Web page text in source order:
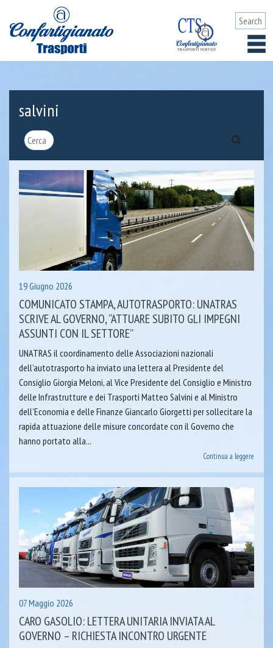
salvini
19 Giugno 2026
COMUNICATO STAMPA, AUTOTRASPORTO: UNATRAS
SCRIVE AL GOVERNO, “ATTUARE SUBITO GLI IMPEGNI
ASSUNTI CON IL SETTORE”
UNATRAS il coordinamento delle Associazioni nazionali
dell’autotrasporto ha inviato una lettera al Presidente del
Consiglio Giorgia Meloni, al Vice Presidente del Consiglio e Ministro
delle Infrastrutture e dei Trasporti Matteo Salvini e al Ministro
dell’Economia e delle Finanze Giancarlo Giorgetti per sollecitare la
rapida attuazione delle misure concordate con il Governo che
hanno portato alla...
Continua a leggere
07 Maggio 2026
CARO GASOLIO: LETTERA UNITARIA INVIATA AL
GOVERNO – RICHIESTA INCONTRO URGENTE